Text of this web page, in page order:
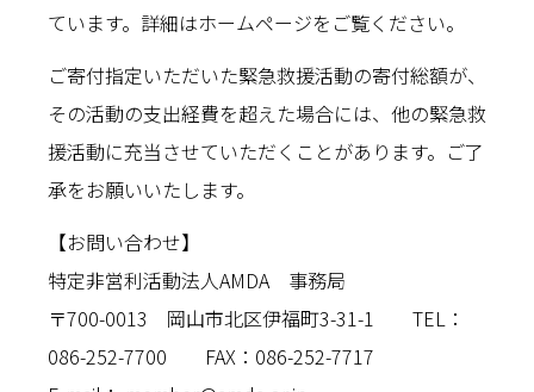
ています。詳細はホームページをご覧ください。
ご寄付指定いただいた緊急救援活動の寄付総額が、
その活動の支出経費を超えた場合には、他の緊急救
援活動に充当させていただくことがあります。ご了
承をお願いいたします。
【お問い合わせ】
特定非営利活動法人AMDA 事務局
〒700-0013 岡山市北区伊福町3-31-1 TEL：
086-252-7700 FAX：086-252-7717